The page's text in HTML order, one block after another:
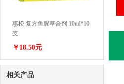
惠松 复方鱼腥草合剂 10ml*10
支
￥18.50元
相关产品